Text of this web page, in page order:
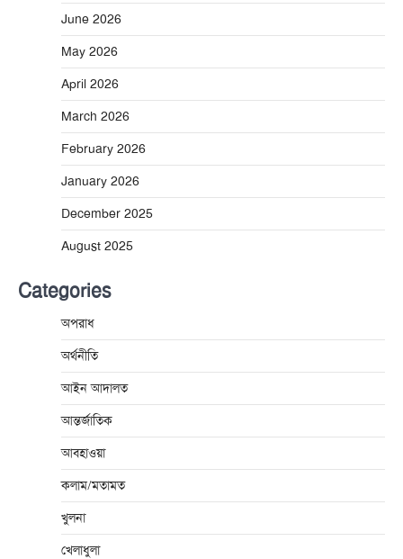
June 2026
May 2026
April 2026
March 2026
February 2026
January 2026
December 2025
August 2025
Categories
অপরাধ
অর্থনীতি
আইন আদালত
আন্তর্জাতিক
আবহাওয়া
কলাম/মতামত
খুলনা
খেলাধুলা